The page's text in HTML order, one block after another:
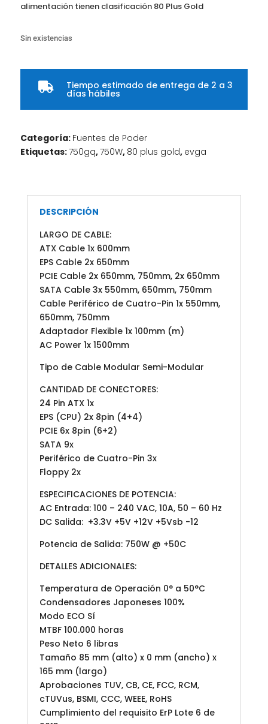
alimentación tienen clasificación 80 Plus Gold
Sin existencias
 Tiempo estimado de entrega de 2 a 3
días hábiles
Categoría: Fuentes de Poder
Etiquetas:750gq,750W, 80 plus gold, evga
DESCRIPCIÓN
LARGO DE CABLE:
ATX Cable 1x 600mm
EPS Cable 2x 650mm
PCIE Cable 2x 650mm, 750mm, 2x 650mm
SATA Cable 3x 550mm, 650mm, 750mm
Cable Periférico de Cuatro-Pin 1x 550mm,
650mm, 750mm
Adaptador Flexible 1x 100mm (m)
AC Power 1x 1500mm
Tipo de Cable Modular Semi-Modular
CANTIDAD DE CONECTORES:
24 Pin ATX 1x
EPS (CPU) 2x 8pin (4+4)
PCIE 6x 8pin (6+2)
SATA 9x
Periférico de Cuatro-Pin 3x
Floppy 2x
ESPECIFICACIONES DE POTENCIA:
AC Entrada: 100 – 240 VAC, 10A, 50 – 60 Hz
DC Salida: +3.3V +5V +12V +5Vsb -12
Potencia de Salida: 750W @ +50C
DETALLES ADICIONALES:
Temperatura de Operación 0° a 50°C
Condensadores Japoneses 100%
Modo ECO Sí
MTBF 100.000 horas
Peso Neto 6 libras
Tamaño 85 mm (alto) x 0 mm (ancho) x
165 mm (largo)
Aprobaciones TUV, CB, CE, FCC, RCM,
cTUVus, BSMI, CCC, WEEE, RoHS
Cumplimiento del requisito ErP Lote 6 de